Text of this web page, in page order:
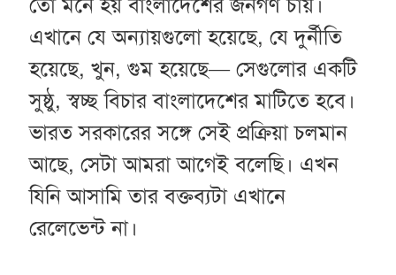
এখানে যে অন্যায়গুলো হয়েছে, যে দুর্নীতি
হয়েছে, খুন, গুম হয়েছে— সেগুলোর একটি
সুষ্ঠু, স্বচ্ছ বিচার বাংলাদেশের মাটিতে হবে।
ভারত সরকারের সঙ্গে সেই প্রক্রিয়া চলমান
আছে, সেটা আমরা আগেই বলেছি। এখন
যিনি আসামি তার বক্তব্যটা এখানে
রেলেভেন্ট না।